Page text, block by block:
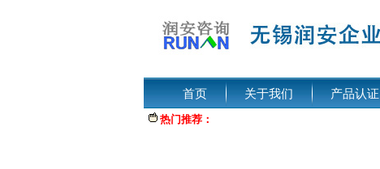
首页 关于我们 产品认证
热门推荐：